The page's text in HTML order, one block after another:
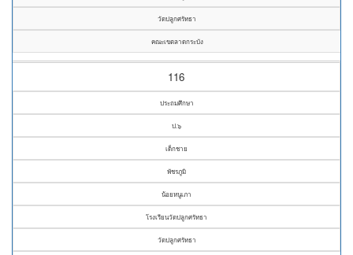
วัดปลูกศรัทธา
คณะเขตลาดกระบัง
116
ประถมศึกษา
ป.๖
เด็กชาย
พัชรภูมิ
น้อยหนูเภา
โรงเรียนวัดปลูกศรัทธา
วัดปลูกศรัทธา